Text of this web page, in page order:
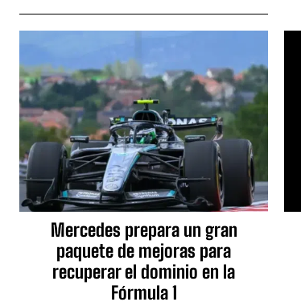
Mercedes prepara un gran
paquete de mejoras para
recuperar el dominio en la
Fórmula 1